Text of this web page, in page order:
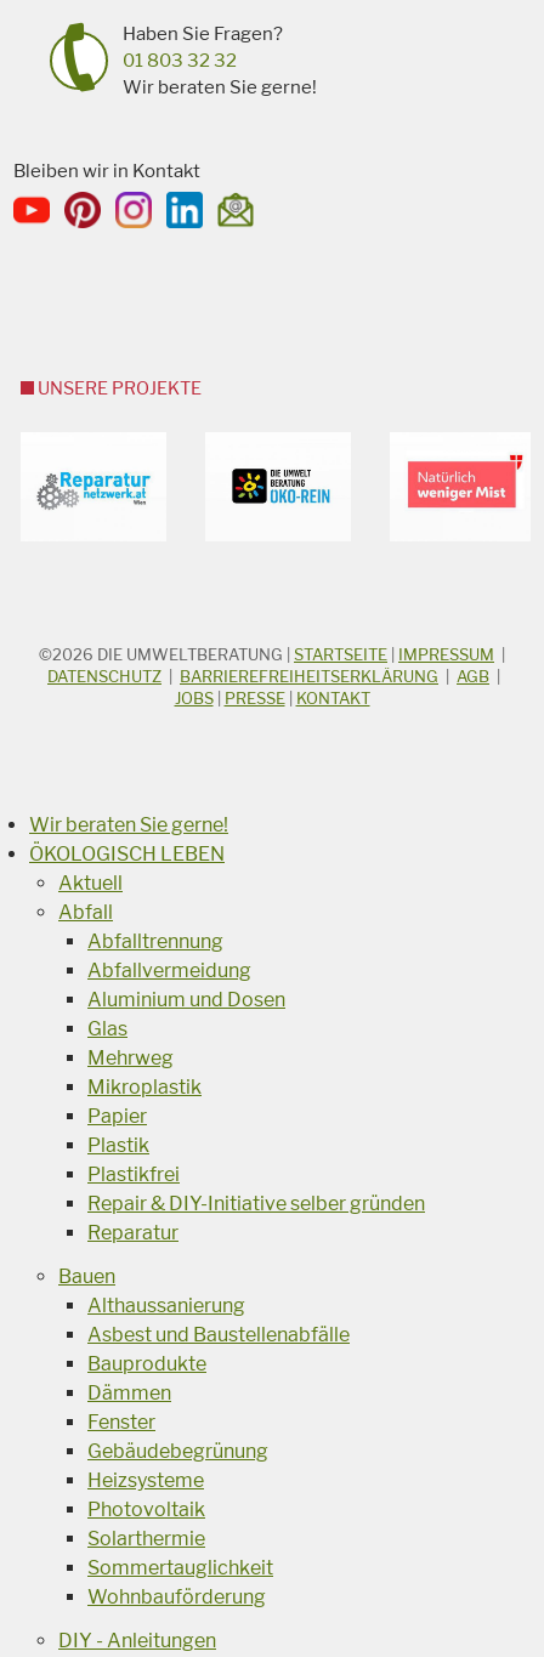
Haben Sie Fragen?
01 803 32 32
Wir beraten Sie gerne!
Bleiben wir in Kontakt
UNSERE PROJEKTE
STICHWORTSUCHE
Suchbegriff
©2026 DIE UMWELTBERATUNG STARTSEITE IMPRESSUM
DATENSCHUTZ
BARRIEREFREIHEITSERKLÄRUNG AGB
JOBS| PRESSE| KONTAKT
Wir beraten Sie gerne!
ÖKOLOGISCH LEBEN
Aktuell
Abfall
Abfalltrennung
Abfallvermeidung
Aluminium und Dosen
Glas
Mehrweg
Mikroplastik
Papier
Plastik
Plastikfrei
Repair & DIY-Initiative selber gründen
Reparatur
Bauen
Althaussanierung
Asbest und Baustellenabfälle
Bauprodukte
Dämmen
Fenster
Gebäudebegrünung
Heizsysteme
Photovoltaik
Solarthermie
Sommertauglichkeit
Wohnbauförderung
DIY - Anleitungen